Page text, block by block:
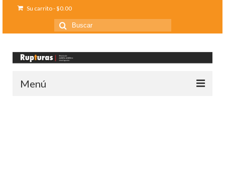
Su carrito-$0.00
Buscar
por:
Menú